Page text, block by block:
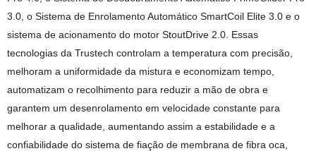
3.0, o Sistema de Enrolamento Automático SmartCoil Elite 3.0 e o
sistema de acionamento do motor StoutDrive 2.0. Essas
tecnologias da Trustech controlam a temperatura com precisão,
melhoram a uniformidade da mistura e economizam tempo,
automatizam o recolhimento para reduzir a mão de obra e
garantem um desenrolamento em velocidade constante para
melhorar a qualidade, aumentando assim a estabilidade e a
confiabilidade do sistema de fiação de membrana de fibra oca,